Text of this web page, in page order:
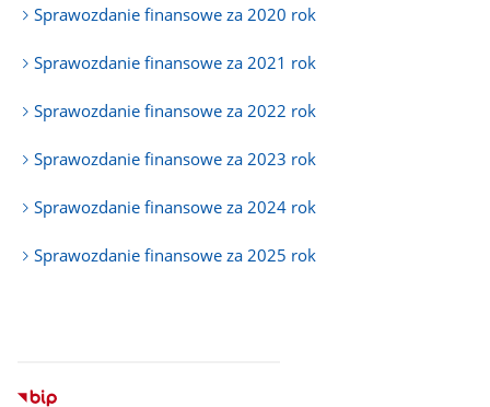
Sprawozdanie finansowe za 2020 rok
Sprawozdanie finansowe za 2021 rok
Sprawozdanie finansowe za 2022 rok
Sprawozdanie finansowe za 2023 rok
Sprawozdanie finansowe za 2024 rok
Sprawozdanie finansowe za 2025 rok